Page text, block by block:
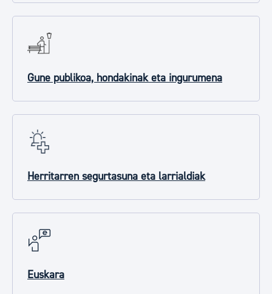
Gune publikoa, hondakinak eta ingurumena
Herritarren segurtasuna eta larrialdiak
Euskara